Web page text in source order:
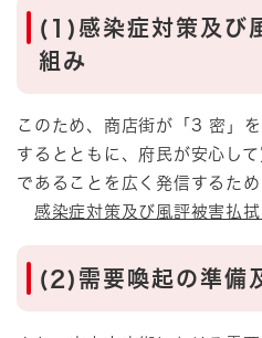
(1)感染症対策及び
組み
このため、商店街が「3 密」
するとともに、府民が安心し
であることを広く発信するため
感染症対策及び風評被害払
(2)需要喚起の準備